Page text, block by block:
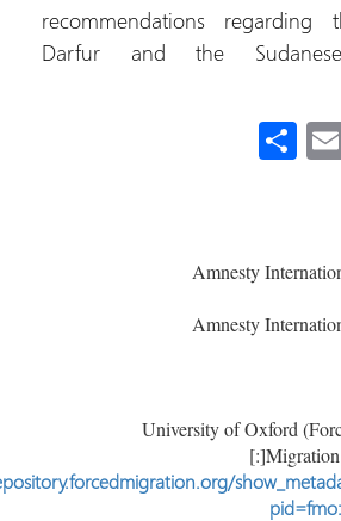
recommendations
Darfur and the
S
e
[:en]University of
http://repository.forcedmigration.org/